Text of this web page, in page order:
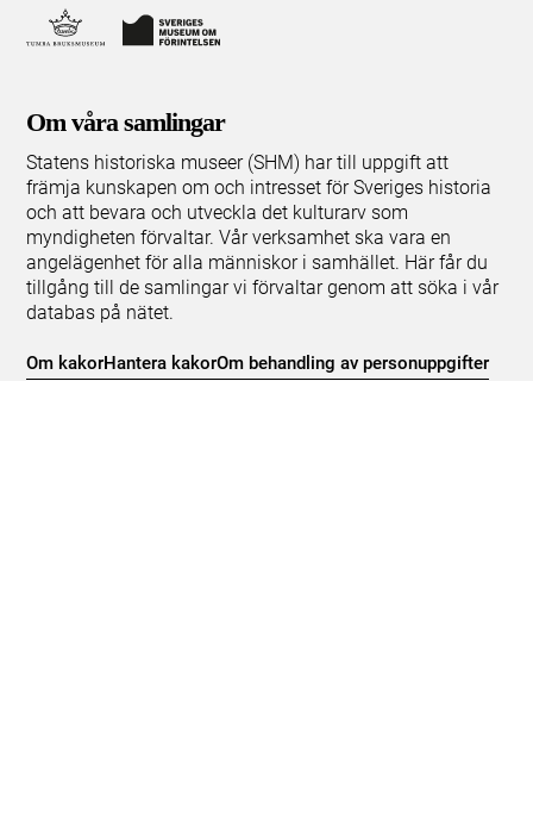
Om våra samlingar
Statens historiska museer (SHM) har till uppgift att
främja kunskapen om och intresset för Sveriges historia
och att bevara och utveckla det kulturarv som
myndigheten förvaltar. Vår verksamhet ska vara en
angelägenhet för alla människor i samhället. Här får du
tillgång till de samlingar vi förvaltar genom att söka i vår
databas på nätet.
Om kakorHantera kakorOm behandling av personuppgifter